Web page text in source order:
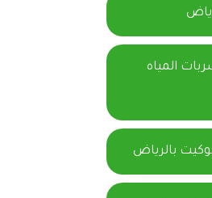
المياه
بالرياض